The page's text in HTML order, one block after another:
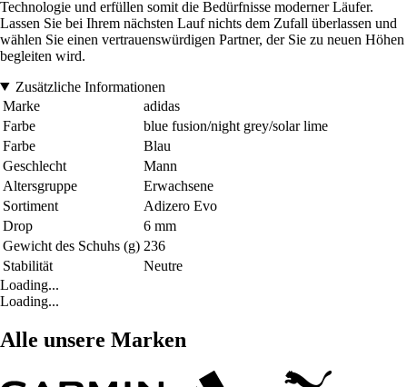
Technologie und erfüllen somit die Bedürfnisse moderner Läufer.
Lassen Sie bei Ihrem nächsten Lauf nichts dem Zufall überlassen und
wählen Sie einen vertrauenswürdigen Partner, der Sie zu neuen Höhen
begleiten wird.
Zusätzliche Informationen
Marke
adidas
Farbe
blue fusion/night grey/solar lime
Farbe
Blau
Geschlecht
Mann
Altersgruppe
Erwachsene
Sortiment
Adizero Evo
Drop
6 mm
Gewicht des Schuhs (g) 236
Stabilität
Neutre
Loading...
Loading...
Alle unsere Marken